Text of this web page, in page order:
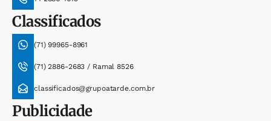
Classificados
(71) 99965-8961
(71) 2886-2683 / Ramal 8526
classificados@grupoatarde.com.br
Publicidade